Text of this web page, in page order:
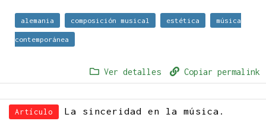
alemania composición musical estética música
contemporánea
Ver detalles Copiar permalink
Artículo La sinceridad en la música.